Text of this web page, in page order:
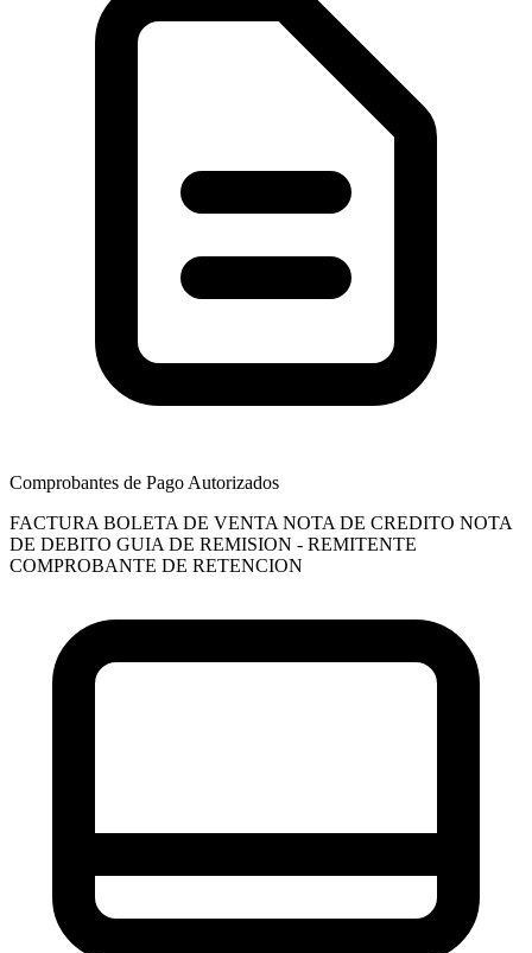
Comprobantes de Pago Autorizados
FACTURA BOLETA DE VENTA NOTA DE CREDITO NOTA
DE DEBITO GUIA DE REMISION - REMITENTE
COMPROBANTE DE RETENCION